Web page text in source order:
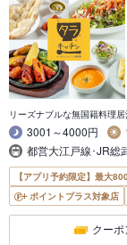
リーズナブルな無国籍料理
3001～4000円
都営大江戸線･JR総
【アプリ予約限定】最大
ポイントプラス対象店
クーポ